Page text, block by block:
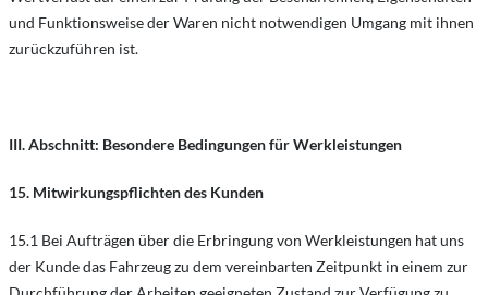
und Funktionsweise der Waren nicht notwendigen Umgang mit ihnen
zurückzuführen ist.
III. Abschnitt: Besondere Bedingungen für Werkleistungen
15. Mitwirkungspflichten des Kunden
15.1 Bei Aufträgen über die Erbringung von Werkleistungen hat uns
der Kunde das Fahrzeug zu dem vereinbarten Zeitpunkt in einem zur